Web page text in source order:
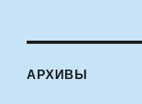
АРХИВЫ